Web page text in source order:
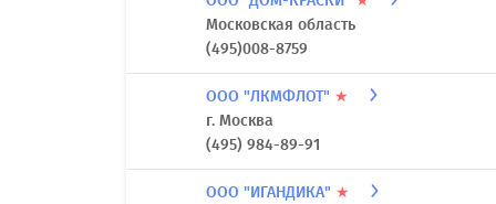
Московская область
(495)008-8759
ООО "ЛКМФЛОТ" ★
г. Москва
(495) 984-89-91
ООО "ИГАНДИКА" ★